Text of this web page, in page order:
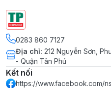
0283 860 7127
Địa chỉ: 212 Nguyễn Sơn,
- Quận Tân Phú
Kết nối
https://www.facebook.com/